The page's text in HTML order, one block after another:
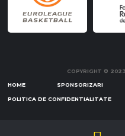
COPYRIGHT ©
HOME SPONSORIZARI
POLITICA DE CONFIDENTIALITATE